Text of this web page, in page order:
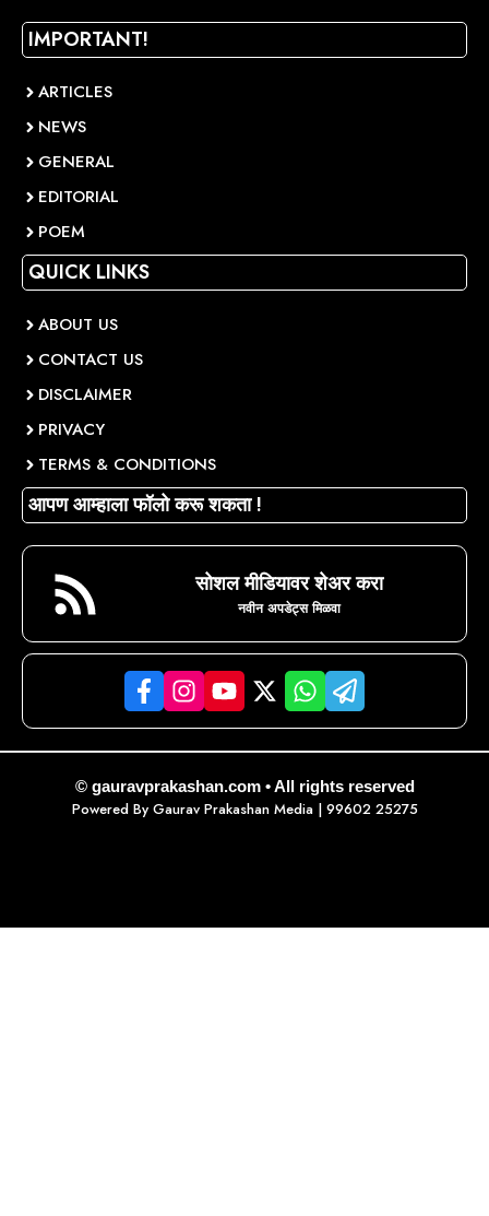
IMPORTANT!
ARTICLES
NEWS
GENERAL
EDITORIAL
POEM
QUICK LINKS
ABOUT US
CONTACT US
DISCLAIMER
PRIVACY
TERMS & CONDITIONS
आपण आम्हाला फॉलो करू शकता !
सोशल मीडियावर शेअर करा
नवीन अपडेट्स मिळवा
© gauravprakashan.com • All rights reserved
Powered By Gaurav Prakashan Media| 99602 25275